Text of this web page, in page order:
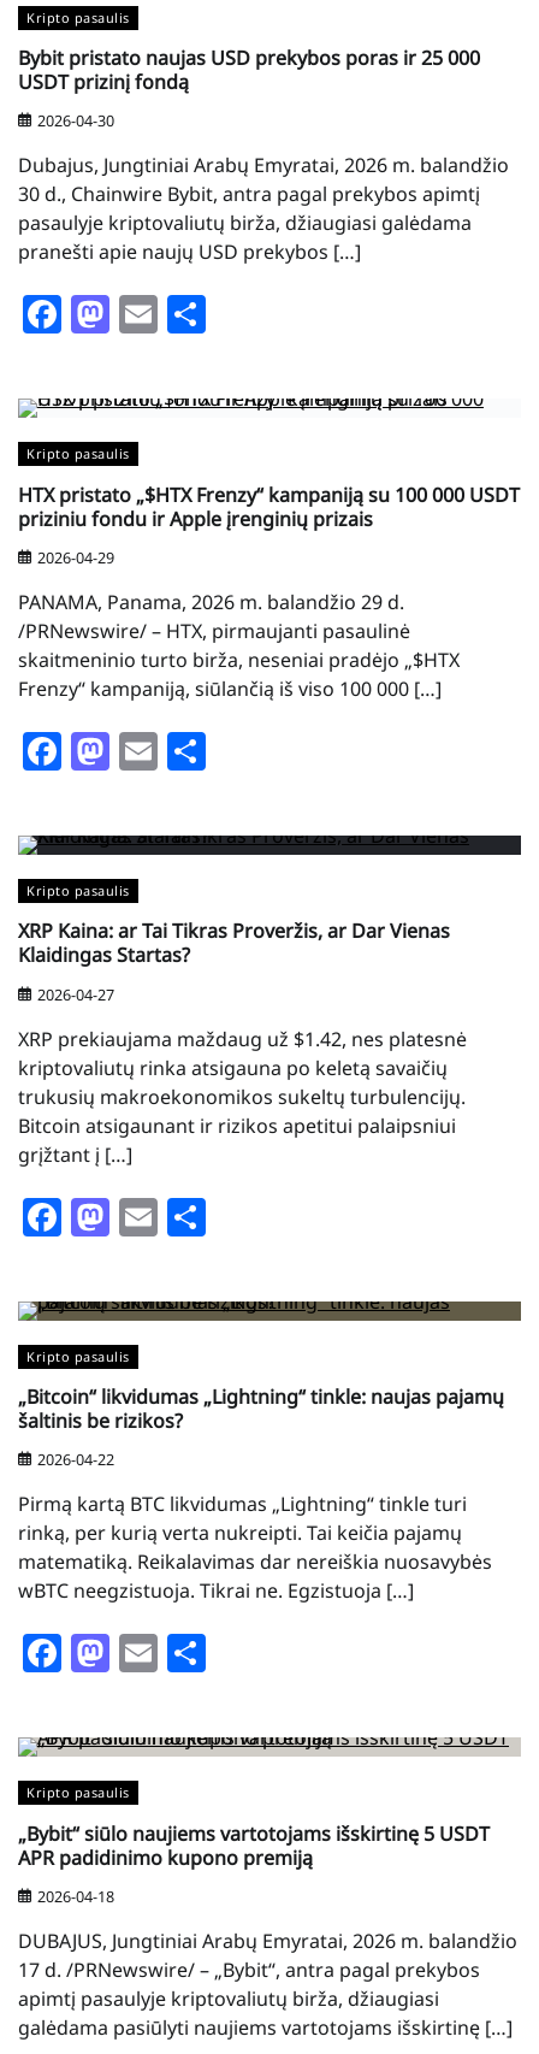
Kripto pasaulis
Bybit pristato naujas USD prekybos poras ir 25 000
USDT prizinį fondą
2026-04-30
Dubajus, Jungtiniai Arabų Emyratai, 2026 m. balandžio
30 d., Chainwire Bybit, antra pagal prekybos apimtį
pasaulyje kriptovaliutų birža, džiaugiasi galėdama
pranešti apie naujų USD prekybos […]
Facebook
Mastodon
Email
Kripto pasaulis
HTX pristato „$HTX Frenzy“ kampaniją su 100 000 USDT
priziniu fondu ir Apple įrenginių prizais
2026-04-29
PANAMA, Panama, 2026 m. balandžio 29 d.
/PRNewswire/ – HTX, pirmaujanti pasaulinė
skaitmeninio turto birža, neseniai pradėjo „$HTX
Frenzy“ kampaniją, siūlančią iš viso 100 000 […]
Facebook
Mastodon
Email
Kripto pasaulis
XRP Kaina: ar Tai Tikras Proveržis, ar Dar Vienas
Klaidingas Startas?
2026-04-27
XRP prekiaujama maždaug už $1.42, nes platesnė
kriptovaliutų rinka atsigauna po keletą savaičių
trukusių makroekonomikos sukeltų turbulencijų.
Bitcoin atsigaunant ir rizikos apetitui palaipsniui
grįžtant į […]
Facebook
Mastodon
Email
Kripto pasaulis
„Bitcoin“ likvidumas „Lightning“ tinkle: naujas pajamų
šaltinis be rizikos?
2026-04-22
Pirmą kartą BTC likvidumas „Lightning“ tinkle turi
rinką, per kurią verta nukreipti. Tai keičia pajamų
matematiką. Reikalavimas dar nereiškia nuosavybės
wBTC neegzistuoja. Tikrai ne. Egzistuoja […]
Facebook
Mastodon
Email
Kripto pasaulis
„Bybit“ siūlo naujiems vartotojams išskirtinę 5 USDT
APR padidinimo kupono premiją
2026-04-18
DUBAJUS, Jungtiniai Arabų Emyratai, 2026 m. balandžio
17 d. /PRNewswire/ – „Bybit“, antra pagal prekybos
apimtį pasaulyje kriptovaliutų birža, džiaugiasi
galėdama pasiūlyti naujiems vartotojams išskirtinę […]